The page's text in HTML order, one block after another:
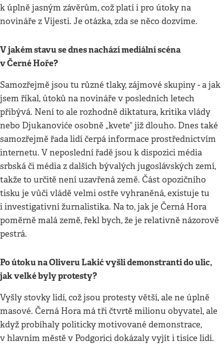
k úplně jasným závěrům, což platí i pro útoky na
novináře z Vijesti. Je otázka, zda se něco dozvíme.
V jakém stavu se dnes nachází mediální scéna
v Černé Hoře?
Samozřejmě jsou tu různé tlaky, zájmové skupiny - a jak
jsem říkal, útoků na novináře v posledních letech
přibývá. Není to ale rozhodně diktatura, kritika vlády
nebo Djukanoviće osobně „kvete“ již dlouho. Dnes také
samozřejmě řada lidí čerpá informace prostřednictvím
internetu. V neposlední řadě jsou k dispozici média
srbská či média z dalších bývalých jugoslávských zemí,
takže to určitě není uzavřená země. Část opozičního
tisku je vůči vládě velmi ostře vyhraněná, existuje tu
i investigativní žurnalistika. Na to, jak je Černá Hora
poměrně malá země, řekl bych, že je relativně názorově
pestrá.
Po útoku na Oliveru Lakić vyšli demonstranti do ulic,
jak velké byly protesty?
Vyšly stovky lidí, což jsou protesty větší, ale ne úplně
masové. Černá Hora má tři čtvrtě milionu obyvatel, ale
když probíhaly politicky motivované demonstrace,
v hlavním městě v Podgorici dokázaly vyjít i tisíce lidí.